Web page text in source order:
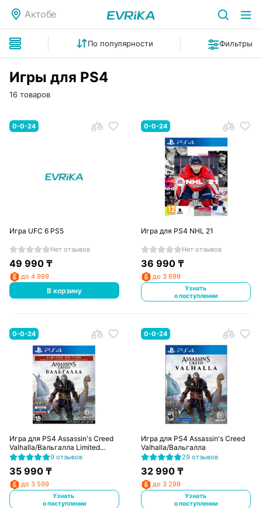
Актобе
По популярности Фильтры
Игры для PS4
16 товаров
0-0-24
Игра UFC 6 PS5
Нет отзывов
49 990₸
до 4 999
В корзину
0-0-24
Игра для PS4 NHL 21
Нет отзывов
36 990 ₸
до 3 699
Узнать
о поступлении
0-0-24
Игра для PS4 Assassin's Creed
Valhalla/Вальгалла Limited
Edition
9 отзывов
35 990₸
до 3 599
Узнать
о поступлении
0-0-24
Игра для PS4 Assassin's Creed
Valhalla/Вальгалла
29 отзывов
32 990 ₸
до 3 299
Узнать
о поступлении